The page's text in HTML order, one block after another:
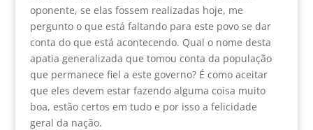
oponente, se elas fossem realizadas hoje, me
pergunto o que está faltando para este povo se dar
conta do que está acontecendo. Qual o nome desta
apatia generalizada que tomou conta da população
que permanece fiel a este governo? É como aceitar
que eles devem estar fazendo alguma coisa muito
boa, estão certos em tudo e por isso a felicidade
geral da nação.